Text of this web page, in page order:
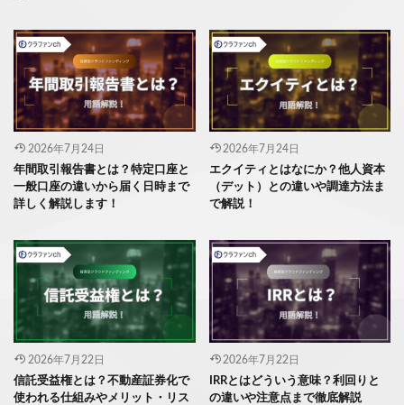
2026年7月24日
年間取引報告書とは？特定口座と
一般口座の違いから届く日時まで
詳しく解説します！
2026年7月24日
エクイティとはなにか？他人資本
（デット）との違いや調達方法ま
で解説！
2026年7月22日
信託受益権とは？不動産証券化で
使われる仕組みやメリット・リス
2026年7月22日
IRRとはどういう意味？利回りと
の違いや注意点まで徹底解説